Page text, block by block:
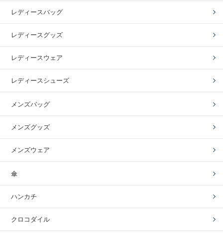
レディースバッグ
レディースグッズ
レディースウェア
レディースシューズ
メンズバッグ
メンズグッズ
メンズウェア
傘
ハンカチ
クロコダイル